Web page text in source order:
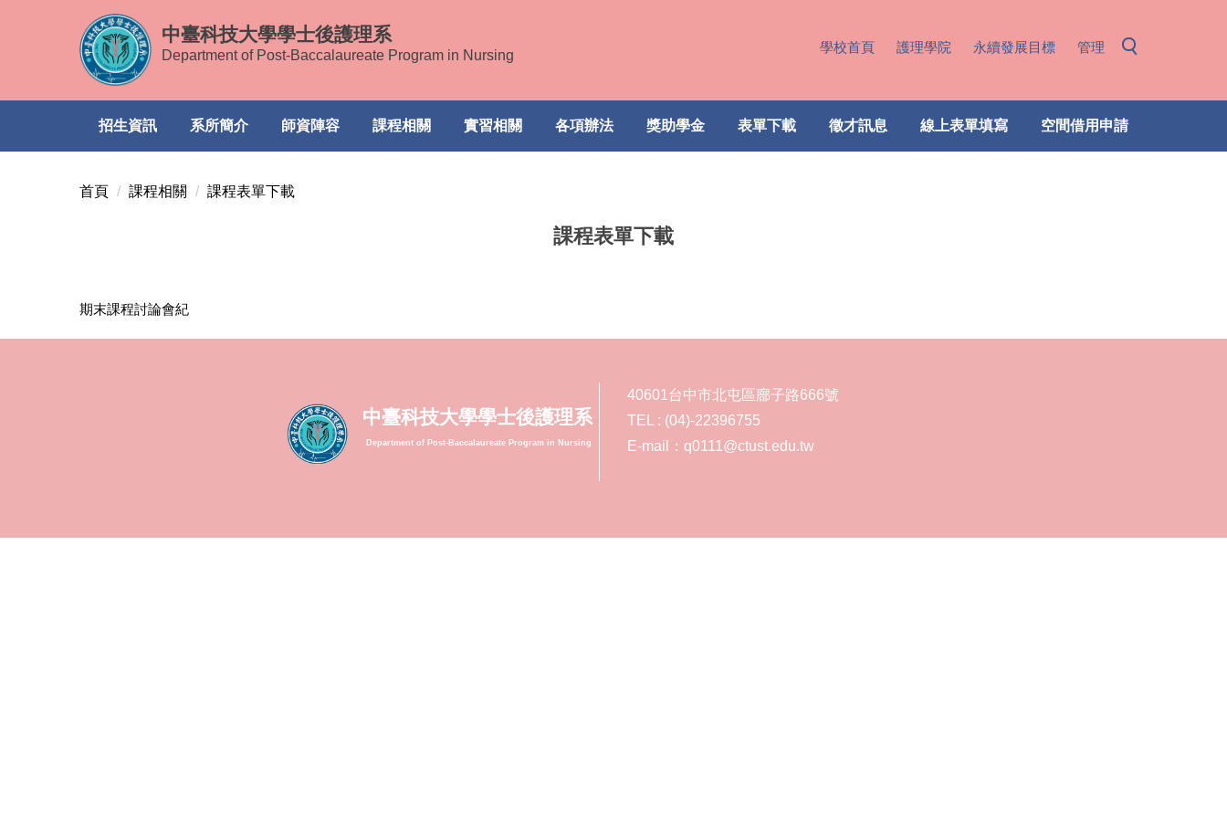
內
中臺科技大學學士後護理系
Department of Post-Baccalaureate Program in Nursing
學校首頁 護理學院 永續發展目標 管理
招生資訊 系所簡介 師資陣容 課程相關 實習相關 各項辦法 獎助學金 表單下載 徵才訊息 線上表單填寫 空間借用申請
首頁 課程相關 課程表單下載
課程表單下載
期末課程討論會紀
中臺科技大學學士後護理系
Department of Post-Baccalaureate Program in Nursing
40601台中市北屯區廍子路666號
TEL : (04)-22396755
E-mail：q0111@ctust.edu.tw